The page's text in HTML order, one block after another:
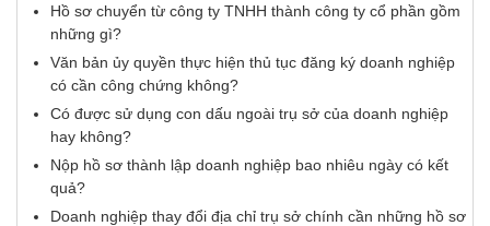
Hồ sơ chuyển từ công ty TNHH thành công ty cổ phần gồm
những gì?
Văn bản ủy quyền thực hiện thủ tục đăng ký doanh nghiệp
có cần công chứng không?
Có được sử dụng con dấu ngoài trụ sở của doanh nghiệp
hay không?
Nộp hồ sơ thành lập doanh nghiệp bao nhiêu ngày có kết
quả?
Doanh nghiệp thay đổi địa chỉ trụ sở chính cần những hồ sơ